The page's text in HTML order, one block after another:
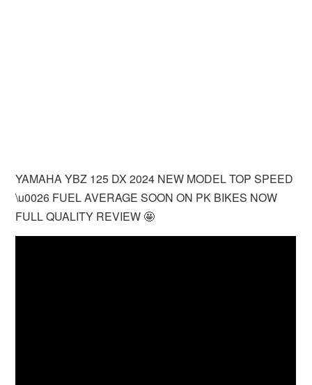
YAMAHA YBZ 125 DX 2024 NEW MODEL TOP SPEED
\u0026 FUEL AVERAGE SOON ON PK BIKES NOW
FULL QUALITY REVIEW 🤩